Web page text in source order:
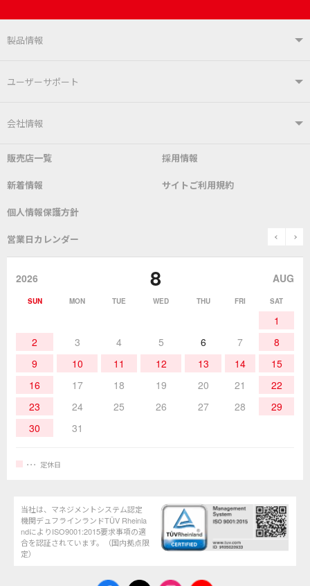
製品情報
製品情報TOP
はんだ付けシステム
こて先 自動はんだ送り装置
表面実装/SMT関連
作業環境／材料
ユーザーサポート
ユーザーサポートTOP
よくあるご質問 デモ機貸し出しサービス
SDS(MSDS)製品
取扱説明書
該非説明発行の申込み
会社情報
会社概要 社長あいさつ
グットのあゆみ
販売店一覧 採用情報
新着情報 サイトご利用規約
個人情報保護方針
営業日カレンダー prev
2026 8 AUG
SUN MON TUE WED THU FRI SAT
1
2
3 4 5 6 7
8
9
10 11 12 13 14
15
16
17 18 19 20 21
22
23
24 25 26 27 28
29
30
31
定休日
当社は、マネジメントシステム認定
機関デュフラインランドTÜV Rheinla
ndによりISO9001:2015要求事項の適
合を認証されています。（国内拠点限
定）